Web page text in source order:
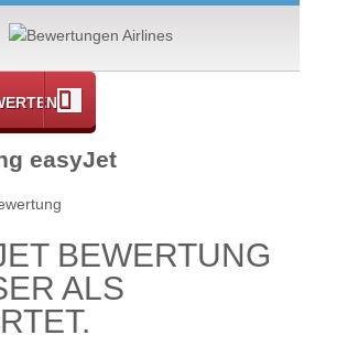
easyJet
BEWERTUNG
ALS